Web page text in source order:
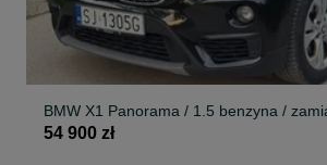
BMW X1 Panorama / 1.5 benzyna /
54 900 zł